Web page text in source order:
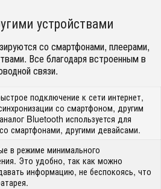
устройствами
со смартфонами, плеерами,
Все благодаря встроенным в
связи.
подключение к сети интернет,
со смартфоном, другим
Bluetooth используется для
смартфонами, другими девайсами.
в режиме минимального
Это удобно, так как можно
информацию, не беспокоясь, что